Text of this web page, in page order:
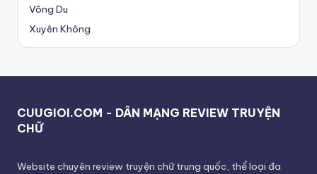
Võng Du
Xuyên Không
CUUGIOI.COM - DÂN MẠNG REVIEW TRUYỆN
CHỮ
Website chuyên review truyện chữ trung quốc, thể loại đa